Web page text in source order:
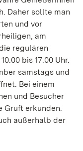
Daher sollte man
und vor
am
regulären
bis 17.00 Uhr.
samstags und
Bei einem
und Besucher
Gruft erkunden.
außerhalb der